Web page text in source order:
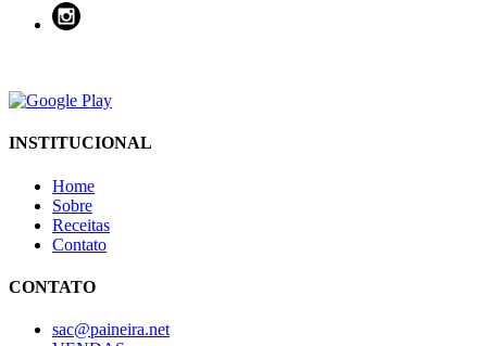
INSTITUCIONAL
Home
Sobre
Receitas
Contato
CONTATO
sac@paineira.net